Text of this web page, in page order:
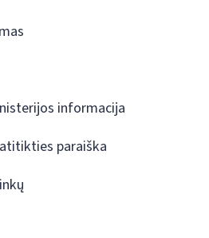
informacija
paraiška